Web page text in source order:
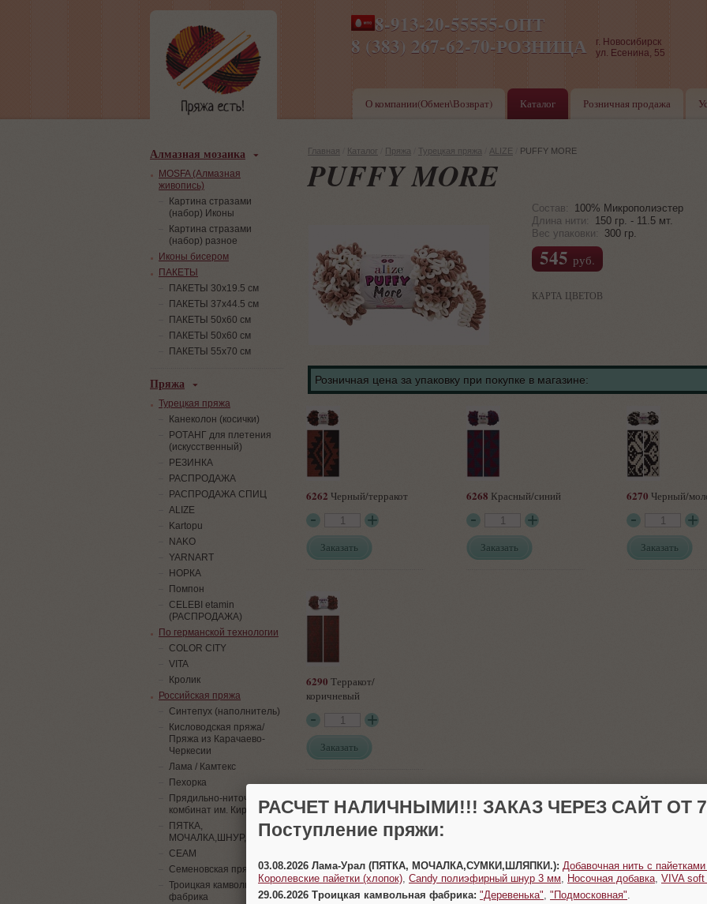
8-913-20-55555-ОПТ
8 (383) 267-62-70-РОЗНИЦА
ПН-ПТ 8-17,СБ-ВС 9-17
г. Новосибирск
ул. Есенина, 55
О компании(Обмен\Возврат) Каталог Розничная продажа
Главная Каталог Пряжа Турецкая пряжа ALIZE PUFFY MORE
PUFFY MORE
Состав:
100% Микрополиэстер
Длина нити:
150 гр. - 11.5 мт.
Вес упаковки:
300 гр.
545 руб.
КАРТА ЦВЕТОВ
Розничная цена за упаковку при покупке в магазине:
6262 Черный/терракот
Заказать
6268 Красный/синий
Заказать
6270 Черный/
Заказать
6290 Терракот/
коричневый
Заказать
Алмазная мозаика
MOSFA (Алмазная
живопись)
Картина стразами
(набор) Иконы
Картина стразами
(набор) разное
Иконы бисером
ПАКЕТЫ
ПАКЕТЫ 30х19.5 см
ПАКЕТЫ 37х44.5 см
ПАКЕТЫ 50х60 см
ПАКЕТЫ 50х60 см
ПАКЕТЫ 55х70 см
Пряжа
Турецкая пряжа
Канеколон (косички)
РОТАНГ для плетения
(искусственный)
PЕЗИНКА
РАСПРОДАЖА
РАСПРОДАЖА СПИЦ
ALIZE
Kartopu
NAKO
YARNART
НОРКА
Помпон
СELEBI etamin
(РАСПРОДАЖА)
По германской технологии
COLOR CITY
VITA
Кролик
Российская пряжа
Синтепух (наполнитель)
Кисловодская пряжа/
Пряжа из Карачаево-
Черкесии
Лама / Камтекс
Пехорка
Прядильно-ниточный
комбинат им. Кирова
ПЯТКА,
МОЧАЛКА,ШНУР,ПАЙЕТКИ
СЕАМ
Семеновская пряжа
Троицкая камвольная
фабрика
РАСЧЕТ НАЛИЧНЫМИ!!! ЗАКАЗ ЧЕРЕЗ САЙТ ОТ
Поступление пряжи:
03.08.2026 Лама-Урал (ПЯТКА, МОЧАЛКА,СУМКИ,ШЛЯПКИ.): Добавочная нить с
Королевские пайетки (хлопок) Candy полиэфирный шнур 3 мм Носочная добавка VIVA
29.06.2026 Троицкая камвольная фабрика: "Деревенька" "Подмосковная"